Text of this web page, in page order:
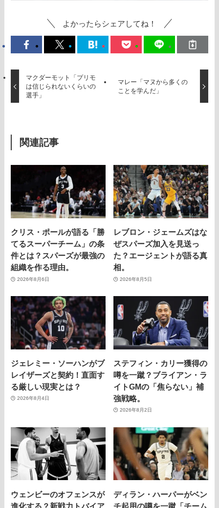
よかったらシェアしてね！
マクダーモット「プリモ
は信じられないくらいの
選手」
マレー「マヌから多くの
ことを学んだ」
関連記事
クリス・ポールが語る「勝
てるスーパーチーム」の条
件とは？スパーズが最強の
組織を作る理由。
2026年8月6日
レブロン・ジェームズはな
ぜスパーズ加入を見送っ
た？エージェントが語る真
相。
2026年8月5日
ジェレミー・ソーハンがブ
レイザーズと契約！直面す
る厳しい現実とは？
2026年8月4日
ステフィン・カリー獲得の
噂を一蹴？ブライアン・ラ
イトGMの「焦らない」補
強戦略。
2026年8月2日
ウェンビーのオフェンスが
進化する？新戦力トバイア
ディラン・ハーパーがベン
チ起用の噂を一蹴「チーム